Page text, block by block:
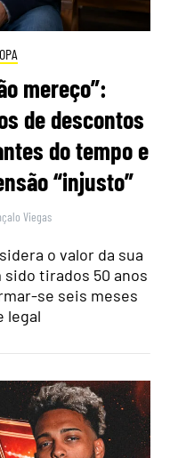
mereço”:
de descontos
do tempo e
“injusto”
Viegas
o valor da sua
tirados 50 anos
se seis meses
legal